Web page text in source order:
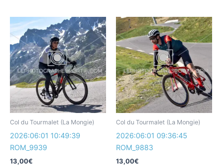
Col du Tourmalet (La Mongie)
2026:06:01 10:49:39
ROM_9939
13,00€
Col du Tourmalet (La Mongie)
2026:06:01 09:36:45
ROM_9883
13,00€